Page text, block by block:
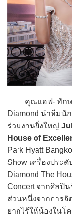
คุณแอฟ- ทักษอร
Diamond นำทีมนั
ร่วมงานยิ่งใหญ่
House of
Park Hyatt
Show เครื่องประดั
Diamond The
Concert จากศิลปิ
ส่วนหนึ่งจากการจั
ยากไร้ให้น้องในโ